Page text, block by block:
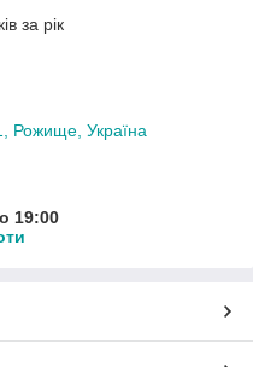
за рік
Рожище, Україна
19:00